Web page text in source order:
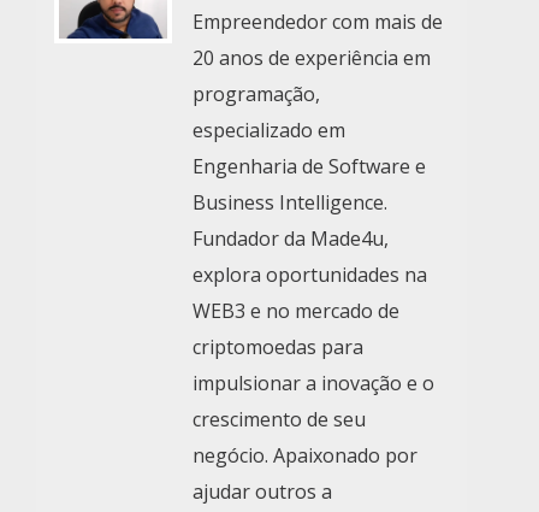
Empreendedor com mais de
20 anos de experiência em
programação,
especializado em
Engenharia de Software e
Business Intelligence.
Fundador da Made4u,
explora oportunidades na
WEB3 e no mercado de
criptomoedas para
impulsionar a inovação e o
crescimento de seu
negócio. Apaixonado por
ajudar outros a